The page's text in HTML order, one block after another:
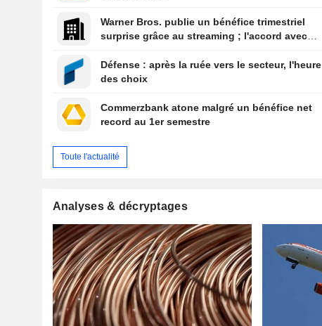
Warner Bros. publie un bénéfice trimestriel
surprise grâce au streaming ; l'accord avec
Défense : après la ruée vers le secteur, l'heure
des choix
Commerzbank atone malgré un bénéfice net
record au 1er semestre
Toute l'actualité
Analyses & décryptages